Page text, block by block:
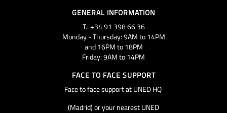
GENERAL INFORMATION
T.: +34 91 398 66 36
Monday - Thursday: 9AM to 14PM
and 16PM to 18PM
Friday: 9AM to 14PM
FACE TO FACE SUPPORT
Face to face support at UNED HQ
(Madrid) or your nearest UNED